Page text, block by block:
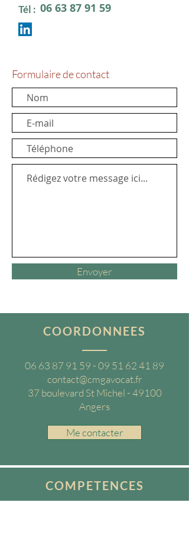
Tél : 06 63 87 91 59
Formulaire de contact
Envoyer
COORDONNEES
06 63 87 91 59 - 09 51 6241 89
contact@cmgavocat.fr
37 boulevard St Michel - 49100
Angers
Me contacter
COMPETENCES